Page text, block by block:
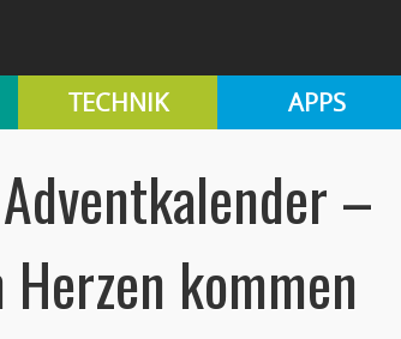
TECHNIK APPS
–
kommen